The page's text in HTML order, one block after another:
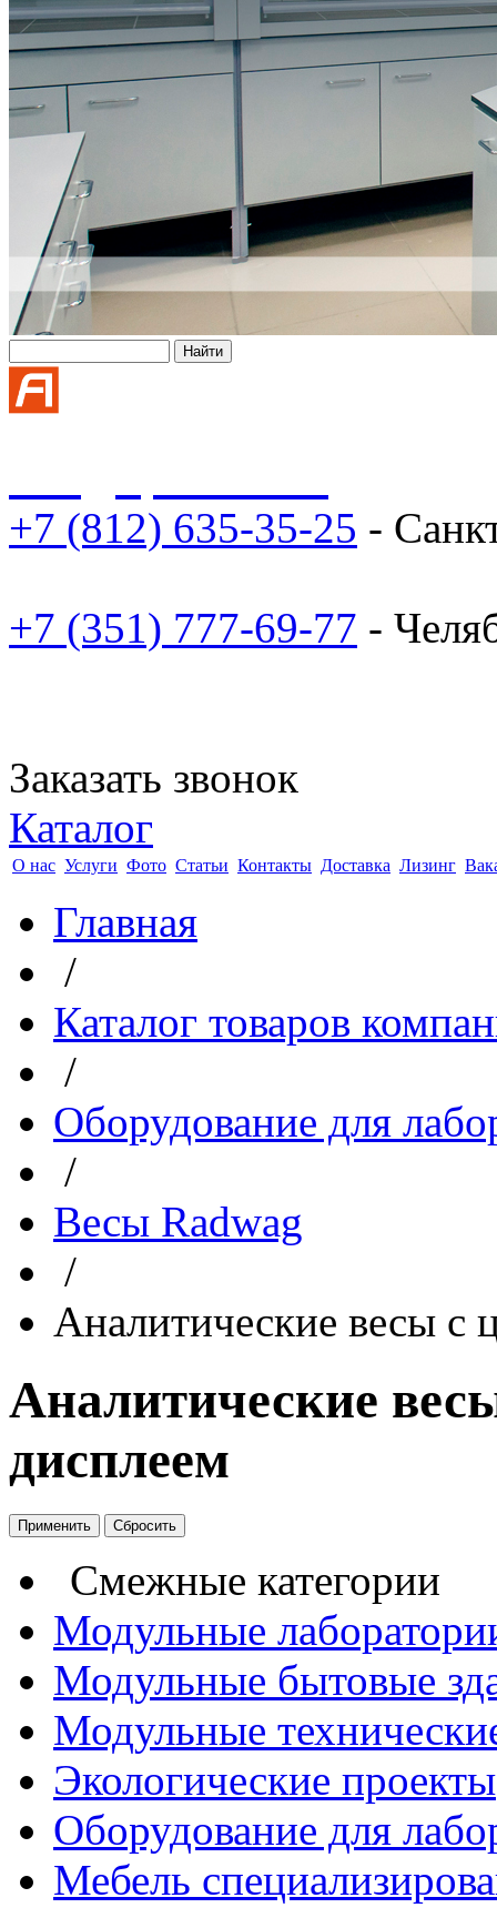
+7 (812) 635-35-25 -
+7 (351) 777-69-77 -
Заказать звонок
Каталог
О нас Услуги Фото Статьи Контакты Доставка Лизинг
Главная
/
Каталог товаров
/
Оборудование для
/
Весы Radwag
/
Аналитические весы с
Аналитические
дисплеем
Смежные категории
Модульные
Модульные бытовые
Модульные
Экологические проекты
Оборудование для
Мебель